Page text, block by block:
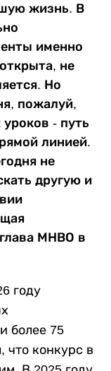
жизнь. В
именно
не
Но
пожалуй,
- путь
линией.
не
другую и
МНВО в
году
более 75
что конкурс в